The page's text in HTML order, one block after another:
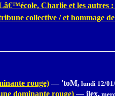
Charlie et les autres :
collective / et hommage
rouge) — 'toM, lundi 12/
dominante rouge) — ilex,